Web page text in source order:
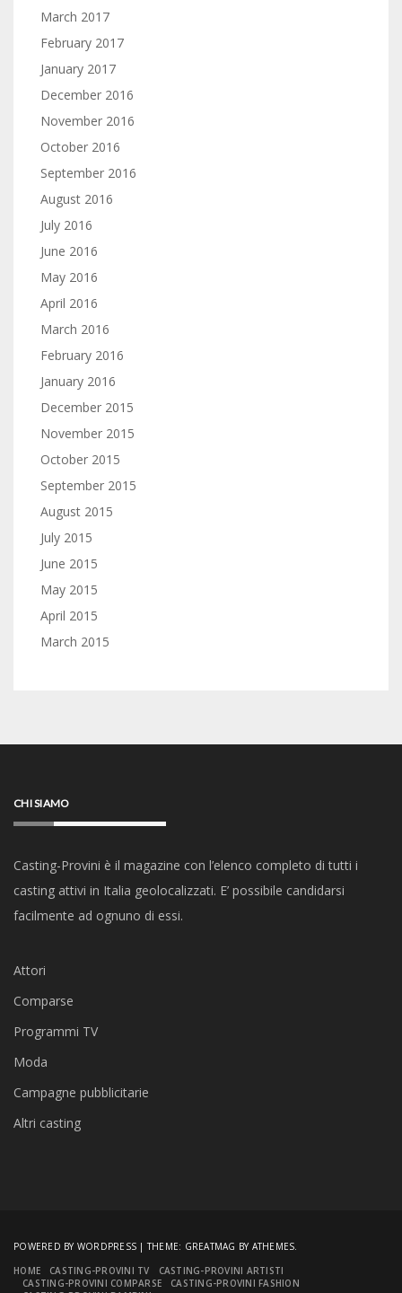
March 2017
February 2017
January 2017
December 2016
November 2016
October 2016
September 2016
August 2016
July 2016
June 2016
May 2016
April 2016
March 2016
February 2016
January 2016
December 2015
November 2015
October 2015
September 2015
August 2015
July 2015
June 2015
May 2015
April 2015
March 2015
CHI SIAMO
Casting-Provini è il magazine con l’elenco completo di tutti i
casting attivi in Italia geolocalizzati. E’ possibile candidarsi
facilmente ad ognuno di essi.
Attori
Comparse
Programmi TV
Moda
Campagne pubblicitarie
Altri casting
POWERED BY WORDPRESS |THEME: GREATMAG BY ATHEMES.
HOME
CASTING-PROVINI TV
CASTING-PROVINI ARTISTI
CASTING-PROVINI COMPARSE
CASTING-PROVINI FASHION